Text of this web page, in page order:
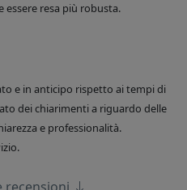
resa più robusta.
e in anticipo rispetto ai tempi di
dei chiarimenti a riguardo delle
e professionalità.